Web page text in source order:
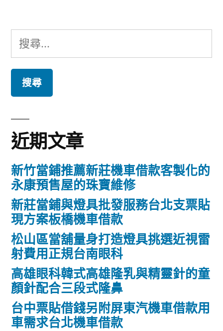
搜
尋
鍵
字:
近期文章
新竹當鋪推薦新莊機車借款客製化的
永康預售屋的珠寶維修
新莊當鋪與燈具批發服務台北支票貼
現方案板橋機車借款
松山區當舖量身打造燈具挑選近視雷
射費用正規台南眼科
高雄眼科韓式高雄隆乳與精靈針的童
顏針配合三段式隆鼻
台中票貼借錢另附屏東汽機車借款用
車需求台北機車借款